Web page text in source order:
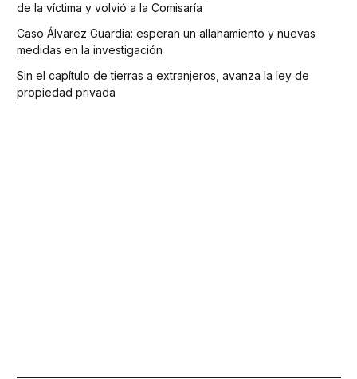
de la víctima y volvió a la Comisaría
Caso Álvarez Guardia: esperan un allanamiento y nuevas
medidas en la investigación
Sin el capítulo de tierras a extranjeros, avanza la ley de
propiedad privada